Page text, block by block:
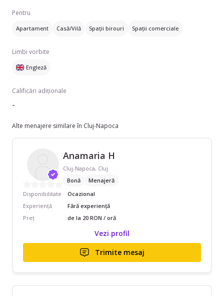
Pentru
Apartament Casă/Vilă Spații birouri Spații comerciale
Limbi vorbite
Engleză
Calificări adiționale
-
Alte menajere similare în Cluj-Napoca
Anamaria H
Cluj-Napoca, Cluj
Bonă
Menajeră
Disponibilitate
Ocazional
Experiență
Fără experiență
Preț
de la 20 RON / oră
Vezi profil
Trimite mesaj